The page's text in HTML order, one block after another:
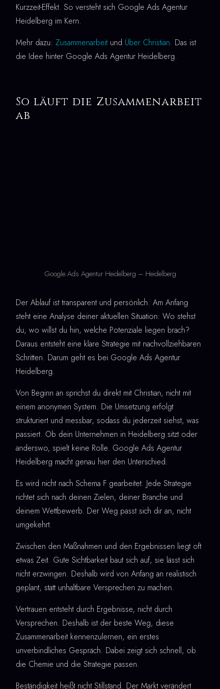
Kurzzeit-Effekt. So versteht sich Google Ads Agentur
Heidelberg im Kern.
Mehr dazu: Zusammenarbeit und Über Christian. Das ist
die Idee hinter Google Ads Agentur Heidelberg.
So läuft die Zusammenarbeit
ab
Google Ads Agentur Heidelberg – Heidelberg
Der Ablauf ist transparent und persönlich. Am Anfang
steht eine Analyse deiner aktuellen Situation: Wo stehst
du, wo willst du hin, welche Potenziale liegen brach?
Daraus entsteht eine klare Strategie mit nachvollziehbaren
Schritten. Darum geht es bei Google Ads Agentur
Heidelberg.
Von Beginn an sprichst du direkt mit Christian, nicht mit
einem anonymen System. Die Umsetzung erfolgt
strukturiert und messbar, sodass du jederzeit siehst, was
passiert. Ob dein Unternehmen in Heidelberg sitzt oder
anderswo, spielt keine Rolle. Google Ads Agentur
Heidelberg macht genau hier den Unterschied.
Es wird nicht nach Schema F gearbeitet. Jede Strategie
richtet sich nach deinen Zielen, deiner Branche und
deinem Wettbewerb. Der Weg passt sich dir an, nicht
umgekehrt.
Zwischen den Maßnahmen und den Ergebnissen liegt oft
etwas Zeit. Gute Sichtbarkeit baut sich auf, sie lässt sich
nicht erzwingen. Deshalb wird von Anfang an realistisch
geplant, statt unhaltbare Versprechen zu machen.
Vertrauen entsteht durch Ergebnisse, nicht durch
Versprechen. Deshalb ist der beste Weg, diese
Zusammenarbeit kennenzulernen, ein erstes
unverbindliches Gespräch. Dabei zeigt sich schnell, ob
die Chemie und die Strategie passen.
Beständigkeit heißt nicht Stillstand. Der Markt verändert